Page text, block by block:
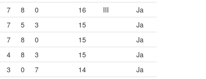
7 8 0 16 III
Ja
7 5 3 15
Ja
7 8 0 15
Ja
4 8 3 15
Ja
3 0 7 14
Ja